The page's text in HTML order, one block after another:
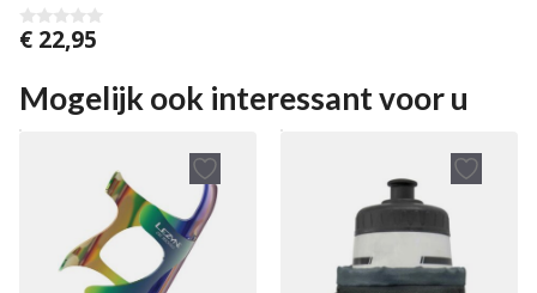
0
n
5
€ 22,95
Mogelijk ook interessant voor u